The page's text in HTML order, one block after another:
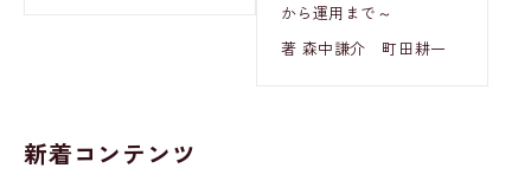
から運用まで～
著 森中謙介 町田耕一
新着コンテンツ